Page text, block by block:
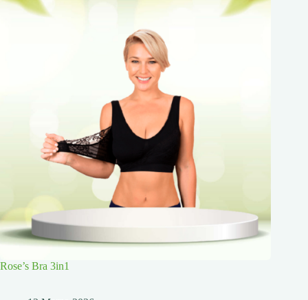
Rose’s Bra 3in1